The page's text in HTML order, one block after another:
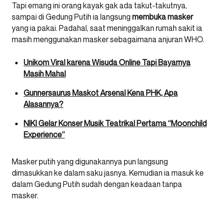
Tapi emang ini orang kayak gak ada takut-takutnya,
sampai di Gedung Putih ia langsung membuka masker
yang ia pakai. Padahal, saat meninggalkan rumah sakit ia
masih menggunakan masker sebagaimana anjuran WHO.
Unikom Viral karena Wisuda Online Tapi Bayarnya
Masih Mahal
Gunnersaurus Maskot Arsenal Kena PHK, Apa
Alasannya?
NIKI Gelar Konser Musik Teatrikal Pertama “Moonchild
Experience”
Masker putih yang digunakannya pun langsung
dimasukkan ke dalam saku jasnya. Kemudian ia masuk ke
dalam Gedung Putih sudah dengan keadaan tanpa
masker.